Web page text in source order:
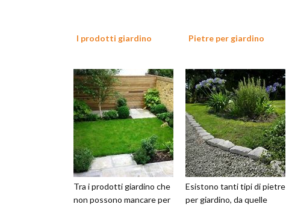
I prodotti giardino
Tra i prodotti giardino che
non possono mancare per
Pietre per giardino
Esistono tanti tipi di pietre
per giardino, da quelle